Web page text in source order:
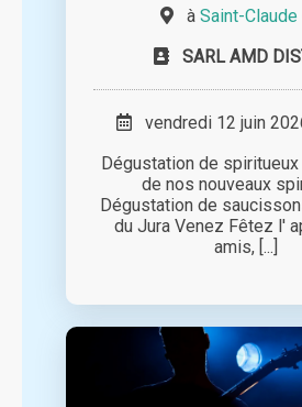
à Saint-Claude
SARL AMD
vendredi 12 juin
Dégustation de
de nos nouveaux
Dégustation de
du Jura Venez Fêtez l'
amis, [...]